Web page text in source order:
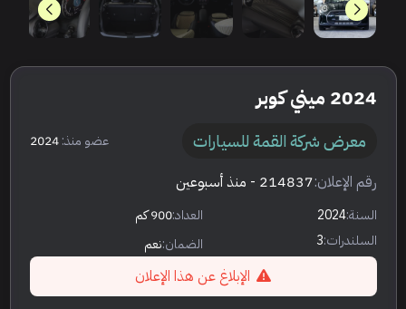
2024 ميني كوبر
معرض شركة القمة للسيارات عضو منذ:2024
رقم الإعلان:214837 - منذ أسبوعين
السنة:2024 العداد:900 كم
السلندرات:3 الضمان:نعم
الإبلاغ عن هذا الإعلان